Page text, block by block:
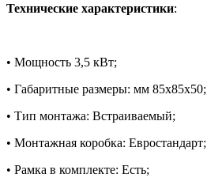
Технические характеристики:
• Мощность 3,5 кВт;
• Габаритные размеры: мм 85х85х50;
• Тип монтажа: Встраиваемый;
• Монтажная коробка: Евростандарт;
• Рамка в комплекте: Есть;